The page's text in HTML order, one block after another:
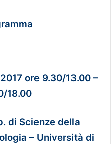
ore 9.30/13.00 –
18.00
di Scienze della
– Università di